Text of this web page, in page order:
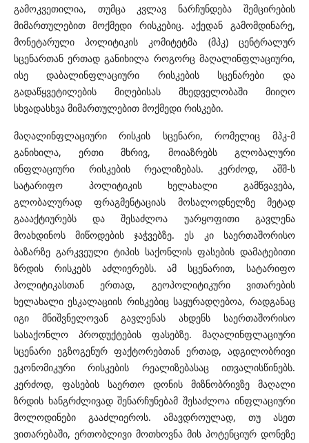
გამოკვეთილია, თუმცა კვლავ ნარჩუნდება შემცირების
მიმართულებით მოქმედი რისკებიც. აქედან გამომდინარე,
მონეტარული პოლიტიკის კომიტეტმა (მპკ) ცენტრალურ
სცენართან ერთად განიხილა როგორც მაღალინფლაციური,
ისე დაბალინფლაციური რისკების სცენარები და
გადაწყვეტილების მიღებისას მხედველობაში მიიღო
სხვადასხვა მიმართულებით მოქმედი რისკები.
მაღალინფლაციური რისკის სცენარი, რომელიც მპკ-მ
განიხილა, ერთი მხრივ, მოიაზრებს გლობალური
ინფლაციური რისკების რეალიზებას. კერძოდ, აშშ-ს
სატარიფო პოლიტიკის ხელახალი გამწვავება,
გლობალურად ფრაგმენტაციას მოსალოდნელზე მეტად
გაააქტიურებს და შესაძლოა უარყოფითი გავლენა
მოახდინოს მიწოდების ჯაჭვებზე. ეს კი საერთაშორისო
ბაზარზე გარკვეული ტიპის საქონლის ფასების დამატებითი
ზრდის რისკებს აძლიერებს. ამ სცენარით, სატარიფო
პოლიტიკასთან ერთად, გეოპოლიტიკური ვითარების
ხელახალი ესკალაციის რისკებიც საყურადღებოა, რადგანაც
იგი მნიშვნელოვან გავლენას ახდენს საერთაშორისო
სასაქონლო პროდუქტების ფასებზე. მაღალინფლაციური
სცენარი ეგზოგენურ ფაქტორებთან ერთად, ადგილობრივი
ეკონომიკური რისკების რეალიზებასაც ითვალისწინებს.
კერძოდ, ფასების საერთო დონის მიზნობრივზე მაღალი
ზრდის ხანგრძლივად შენარჩუნებამ შესაძლოა ინფლაციური
მოლოდინები გააძლიეროს. ამავდროულად, თუ ასეთ
ვითარებაში, ერთობლივი მოთხოვნა მის პოტენციურ დონეზე